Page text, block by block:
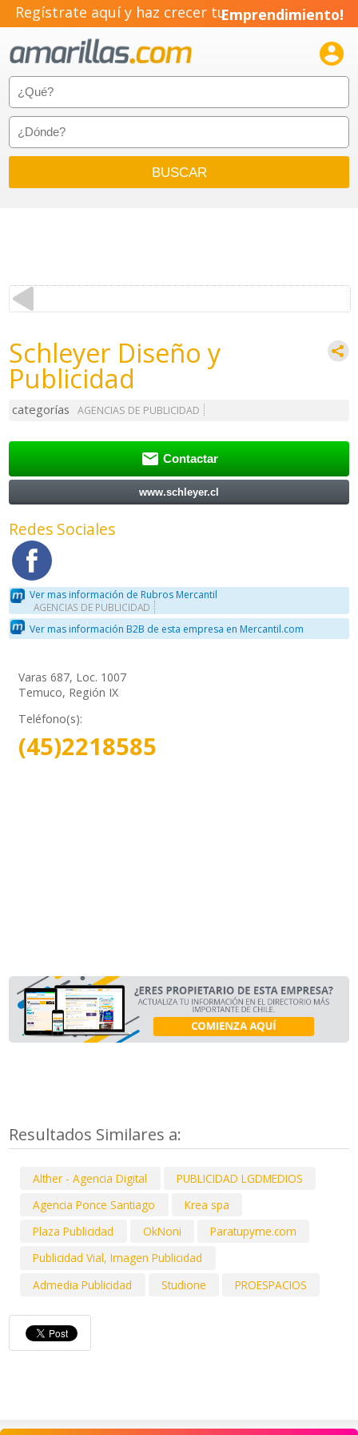
Regístrate aquí y haz crecer tuEmprendimiento!

Schleyer Diseño y
Publicidad
categorías AGENCIAS DE PUBLICIDAD
 Contactar
www.schleyer.cl
Redes Sociales
Ver mas información de Rubros Mercantil
AGENCIAS DE PUBLICIDAD
Ver mas información B2B de esta empresa en Mercantil.com
Varas 687, Loc. 1007
Temuco, Región IX
Teléfono(s):
(45)2218585
Resultados Similares a:
Alther - Agencia Digital
PUBLICIDAD LGDMEDIOS
Agencia Ponce Santiago
Krea spa
Plaza Publicidad
OkNoni
Paratupyme.com
Publicidad Vial, Imagen Publicidad
Admedia Publicidad
Studione PROESPACIOS